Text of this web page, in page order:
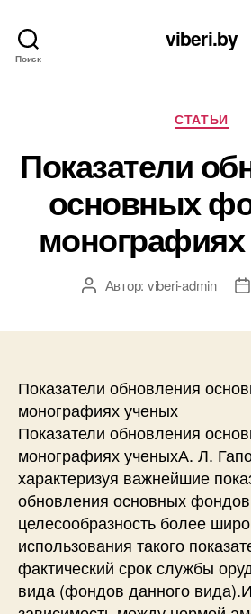
Поиск
viberi.by
Рубрики
СТАТЬИ
Показатели
основных
АвторАвтор: viberi-admin
Показатели обновления
монографиях ученых
Показатели обновления
монографиях ученыхА. Л.
характеризуя важнейшие
обновления основных
целесообразность более
использования такого
фактический срок службы
вида (фондов данного